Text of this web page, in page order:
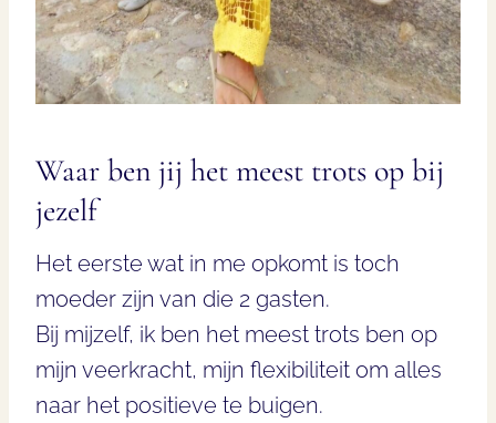
Waar ben jij het meest trots op bij
jezelf
Het eerste wat in me opkomt is toch
moeder zijn van die 2 gasten.
Bij mijzelf, ik ben het meest trots ben op
mijn veerkracht, mijn flexibiliteit om alles
naar het positieve te buigen.